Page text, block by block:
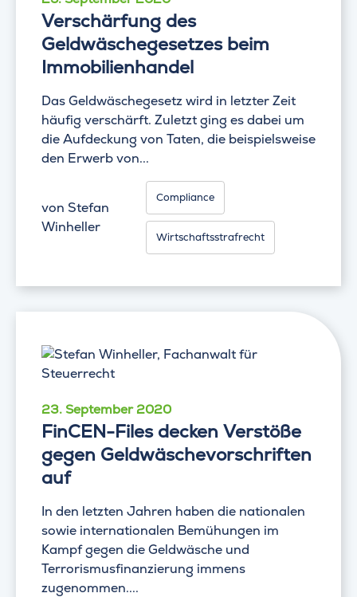
Verschärfung des
Geldwäschegesetzes beim
Immobilienhandel
Das Geldwäschegesetz wird in letzter Zeit
häufig verschärft. Zuletzt ging es dabei um
die Aufdeckung von Taten, die beispielsweise
den Erwerb von...
von Stefan
Winheller
Compliance
Wirtschaftsstrafrecht
23. September 2020
FinCEN-Files decken Verstöße
gegen Geldwäschevorschriften
auf
In den letzten Jahren haben die nationalen
sowie internationalen Bemühungen im
Kampf gegen die Geldwäsche und
Terrorismusfinanzierung immens
zugenommen....